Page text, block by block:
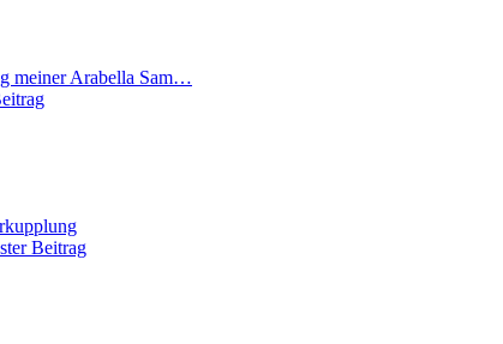
meiner Arabella Sam…
Beitrag